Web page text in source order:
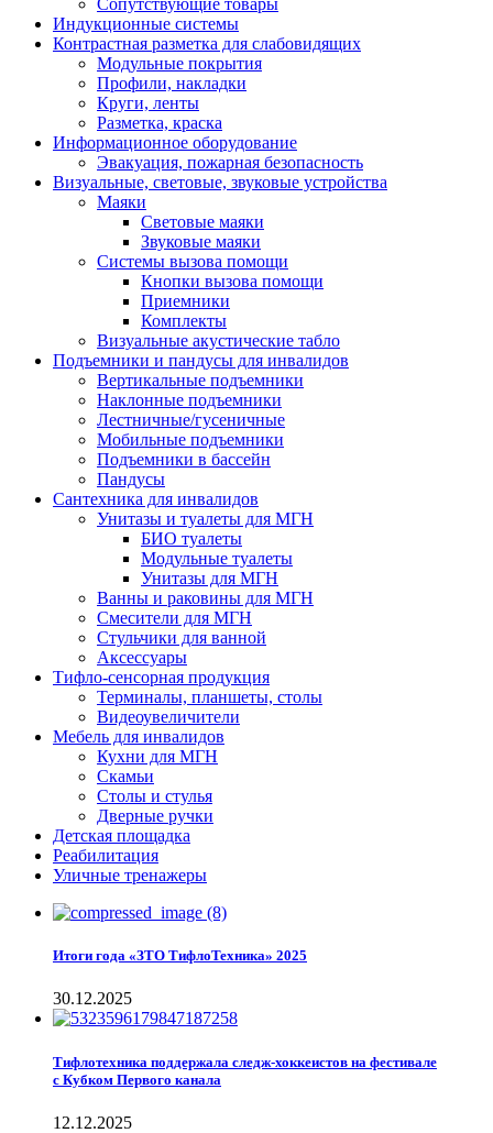
Сопутствующие товары
Индукционные системы
Контрастная разметка для слабовидящих
Модульные покрытия
Профили, накладки
Круги, ленты
Разметка, краска
Информационное оборудование
Эвакуация, пожарная безопасность
Визуальные, световые, звуковые устройства
Маяки
Световые маяки
Звуковые маяки
Системы вызова помощи
Кнопки вызова помощи
Приемники
Комплекты
Визуальные акустические табло
Подъемники и пандусы для инвалидов
Вертикальные подъемники
Наклонные подъемники
Лестничные/гусеничные
Мобильные подъемники
Подъемники в бассейн
Пандусы
Сантехника для инвалидов
Унитазы и туалеты для МГН
БИО туалеты
Модульные туалеты
Унитазы для МГН
Ванны и раковины для МГН
Смесители для МГН
Стульчики для ванной
Аксессуары
Тифло-сенсорная продукция
Терминалы, планшеты, столы
Видеоувеличители
Мебель для инвалидов
Кухни для МГН
Скамьи
Столы и стулья
Дверные ручки
Детская площадка
Реабилитация
Уличные тренажеры
Итоги года «ЗТО ТифлоТехника» 2025
30.12.2025
Тифлотехника поддержала следж-хоккеистов на фестивале
с Кубком Первого канала
12.12.2025